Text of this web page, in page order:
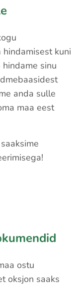
kuni
sinu
anda sulle
maa eest
ostu
oksjon saaks